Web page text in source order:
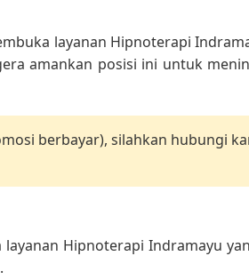
layanan Hipnoterapi
amankan posisi ini untuk
berbayar), silahkan hubungi
Hipnoterapi Indramayu